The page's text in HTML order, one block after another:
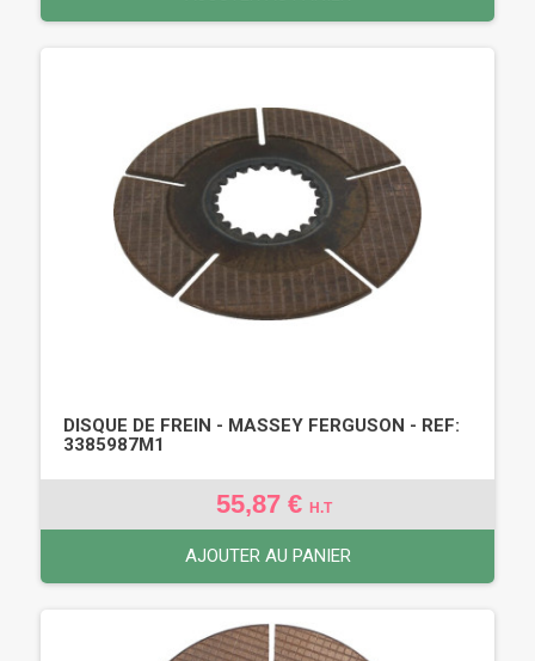
DISQUE DE FREIN - MASSEY FERGUSON - REF:
3385987M1
55,87 € H.T
AJOUTER AU PANIER